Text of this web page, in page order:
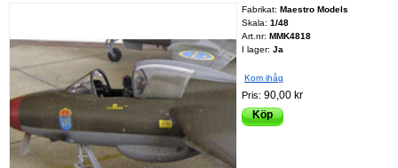
Fabrikat: Maestro Models
Skala: 1/48
Art.nr: MMK4818
I lager: Ja
Kom ihåg
Pris: 90,00 kr
Köp